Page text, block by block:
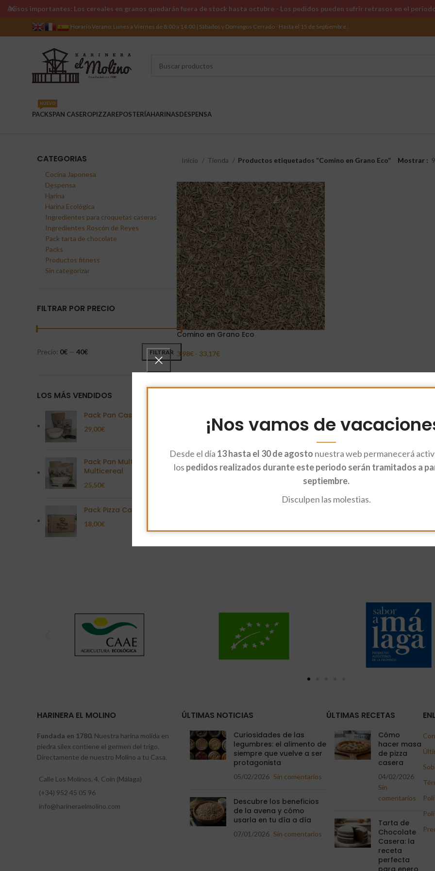
¡Nos vamos de
Desde el día 13 hasta el 30 de agosto nuestra web permanecerá
los pedidos realizados durante este periodo serán tramitados a
septiembre.
Disculpen las molestias.
Horario Verano: Lunes a Viernes de 8:00 a 14:00 | Sábados y Domingos Cerrado - Hasta el 15 de Septiembre.
PACKS
NUEVO
PAN CASEROPIZZAREPOSTERÍAHARINASDESPENSA
CATEGORIAS
Cocina Japonesa
Despensa
Harina
Harina Ecológica
Ingredientes para croquetas caseras
Ingredientes Roscón de Reyes
Pack tarta de chocolate
Packs
Productos fitness
Sin categorizar
FILTRAR POR PRECIO
FILTRAR
Precio: 0€ — 40€
LOS MÁS VENDIDOS
Pack Pan Casero
29,00€
Pack Pan Multisemilla
Multicereal
25,50€
Pack Pizza Casera
18,00€
Inicio Tienda Productos etiquetados “Comino en Grano Eco” Mostrar 9
Comino en Grano Eco
3,98€ - 33,17€
Seleccionar Opciones
HARINERA EL MOLINO
Fundada en 1780. Nuestra harina molida en
piedra sílex contiene el germen del trigo.
Directamente de nuestro Molino a tu Casa.
Calle Los Molinos, 4, Coín (Málaga)
(+34) 952 45 05 96
info@harineraelmolino.com
ÚLTIMAS NOTICIAS
Curiosidades de las
legumbres: el alimento de
siempre que vuelve a ser
protagonista
05/02/2026 Sin comentarios
Descubre los beneficios
de la avena y cómo
usarla en tu día a día
07/01/2026 Sin comentarios
ÚLTIMAS RECETAS
Cómo
hacer masa
de pizza
casera
04/02/2026
Sin
comentarios
Tarta de
Chocolate
Casera: la
receta
perfecta
para enero
Avisos importantes: Los cereales en granos quedarán fuera de stock hasta octubre - Los pedidos pueden sufrir retrasos en el